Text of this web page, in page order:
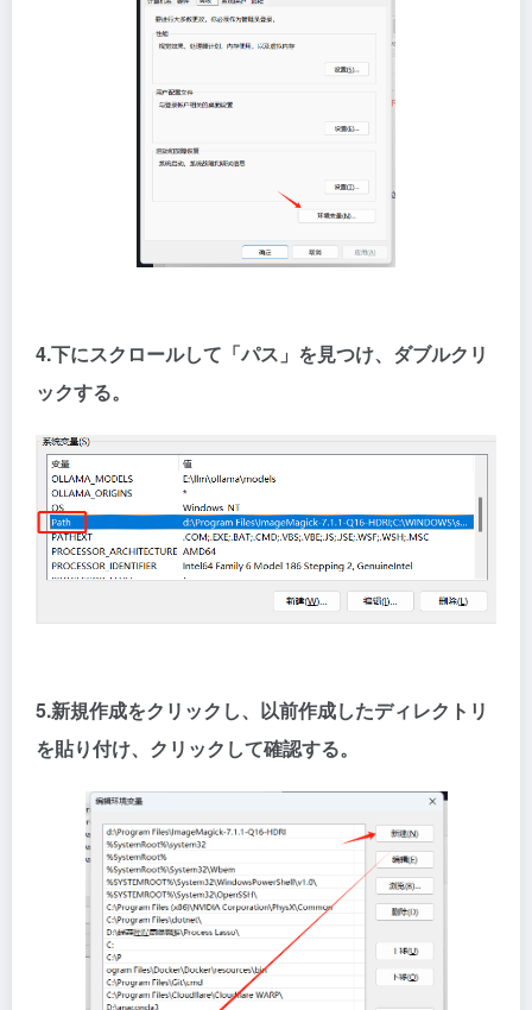
4.下にスクロールして「パス」を見つけ、ダブルクリ
ックする。
5.新規作成をクリックし、以前作成したディレクトリ
を貼り付け、クリックして確認する。